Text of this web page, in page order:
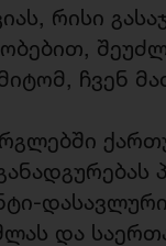
რისი
ჩვენ
და